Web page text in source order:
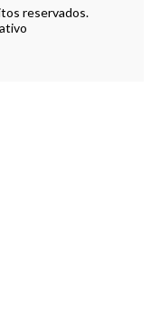
reservados.